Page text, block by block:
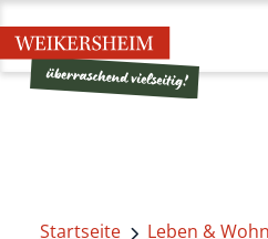
Startseite Leben &